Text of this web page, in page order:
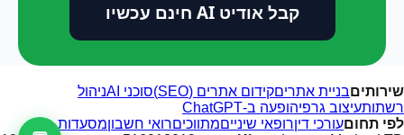
קבל אודיט AI חינם עכשיו
שירותיםבניית אתריםקידום אתרים (SEO) סוכני AI
ניהול
רשתותעיצוב גרפיהופעה ב-ChatGPT
לפי תחוםעורכי דיןרופאי שינייםמתווכיםרואי חשבוןמסעדות